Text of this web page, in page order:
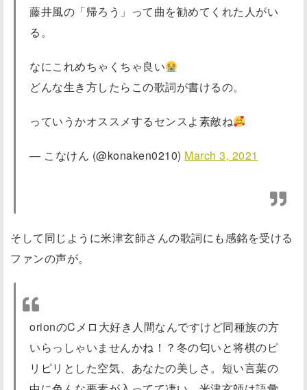
藤井風の「帰ろう」って曲を勧めてくれた人がい
る。
なにこれめちゃくちゃ良い
どんな生き方したらこの歌詞が書けるの。
っていうかオススメするセンスよ素敵ね
— こなけん (@konaken0210) March 3, 2021
そして同じように米津玄師さんの歌詞にも感銘を受ける
ファンの声が。
orionのCメロ大好き人間なんですけど同種族の方
いらっしゃいませんかね！？冬の匂いと将棋のピ
リピリとした空気、あなたの美しさ。短い言葉の